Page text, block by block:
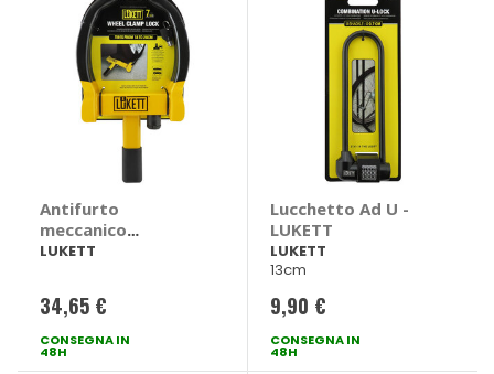
Antifurto
meccanico
Ganascia - LUKETT
LUKETT
34,65 €
CONSEGNA IN
48H
Lucchetto Ad U -
LUKETT
LUKETT
13cm
9,90 €
CONSEGNA IN
48H